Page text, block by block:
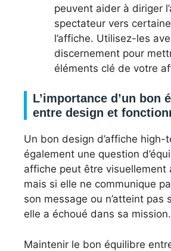
peuvent aider à diriger
spectateur vers
l’affiche. Utilisez-les
discernement pour
éléments clé de votre
L’importance d’un bon
entre design et
Un bon design d’affiche high-
également une question
affiche peut être visuellement
mais si elle ne communique
son message ou n’atteint pas
elle a échoué dans sa mission.
Maintenir le bon équilibre